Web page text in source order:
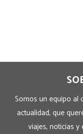
Somos un equipo al
actualidad, que
viajes, noticias